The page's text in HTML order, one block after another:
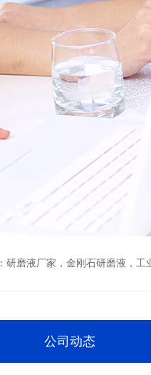
研磨液厂家 ， 金刚石研磨液 ， 工
公司动态